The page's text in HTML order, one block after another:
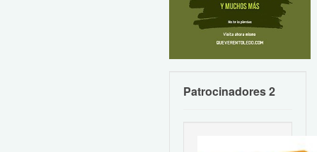
Patrocinadores 2